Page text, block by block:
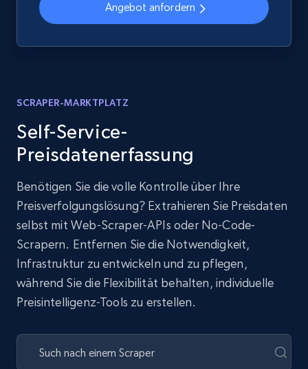
Angebot anfordern
SCRAPER-MARKTPLATZ
Self-Service-
Preisdatenerfassung
Benötigen Sie die volle Kontrolle über Ihre
Preisverfolgungslösung? Extrahieren Sie Preisdaten
selbst mit Web-Scraper-APIs oder No-Code-
Scrapern. Entfernen Sie die Notwendigkeit,
Infrastruktur zu entwickeln und zu pflegen,
während Sie die Flexibilität behalten, individuelle
Preisintelligenz-Tools zu erstellen.